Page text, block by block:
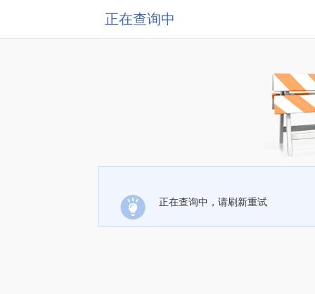
正在查询中
正在查询中，请刷新重试